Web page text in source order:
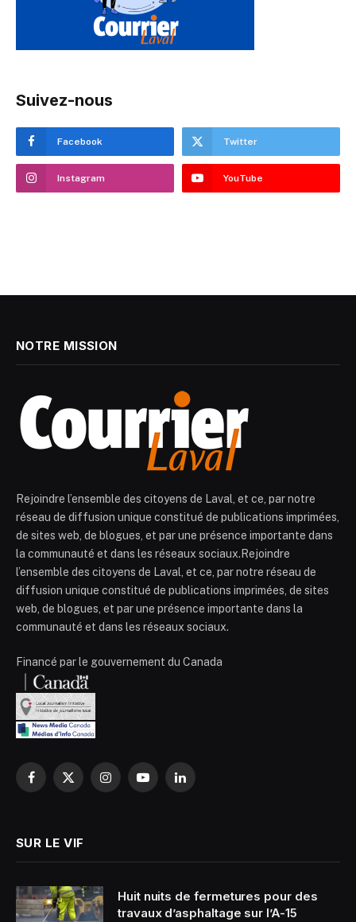
Suivez-nous
Facebook Twitter
Instagram YouTube
NOTRE MISSION
Rejoindre l’ensemble des citoyens de Laval, et ce, par notre
réseau de diffusion unique constitué de publications imprimées,
de sites web, de blogues, et par une présence importante dans
la communauté et dans les réseaux sociaux.Rejoindre
l’ensemble des citoyens de Laval, et ce, par notre réseau de
diffusion unique constitué de publications imprimées, de sites
web, de blogues, et par une présence importante dans la
communauté et dans les réseaux sociaux.
Financé par le gouvernement du Canada
Facebook
X
InstagramYouTubeLinkedIn
SUR LE VIF
Huit nuits de fermetures pour des
travaux d’asphaltage sur l’A-15